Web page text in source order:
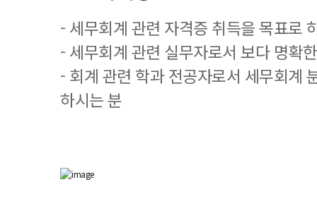
- 세무회계 관련 자격증 취득을 목표로
- 세무회계 관련 실무자로서 보다 명확
- 회계 관련 학과 전공자로서 세무회계
하시는 분